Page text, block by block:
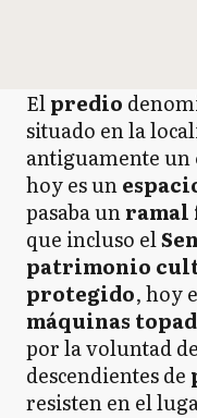
Elpredio
situado en la
antiguamente un
hoy es un
pasaba un
que incluso el
patrimonio
protegido, hoy
máquinas
por la voluntad
descendientes de
resisten en el